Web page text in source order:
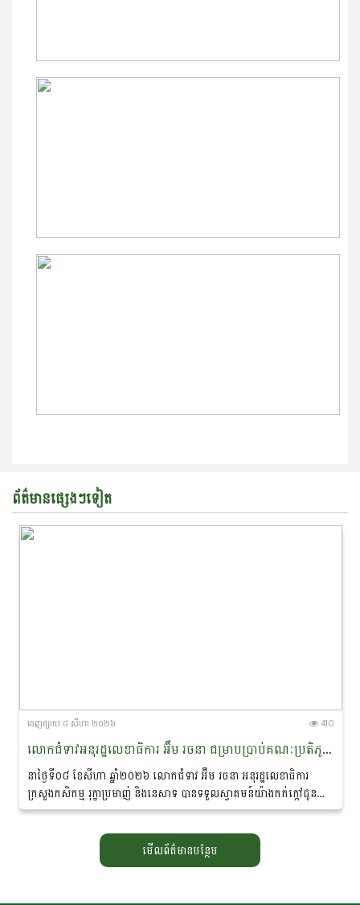
ព័ត៌មានផ្សេងៗទៀត
ចេញ​ផ្សាយ​ ៨ សីហា ២០២៦ 410
លោកជំទាវអនុរដ្ឋលេខាធិការ អ៊ឹម រចនា ជម្រាបប្រាប់គណៈប្រតិភូនាវាសន្តិភាពមេគង្គ-ឡានឆាង ថា៖ «សន្តិភាព ជាគ្រឹះដ៏សំខាន់នៃការអភិរក្សសត្វផ្សោតនៅកម្ពុជា»
នាថ្ងៃទី០៨ ខែសីហា ឆ្នាំ២០២៦ លោកជំទាវ អ៊ឹម រចនា អនុរដ្ឋលេខាធិការ
ក្រសួងកសិកម្ម រុក្ខាប្រមាញ់ និងនេសាទ បានទទួលស្វាគមន៍យ៉ាងកក់ក្តៅជូន
ចំពោះគណៈប្រតិភូ នៃ «គម្រោងនាវាសន្តិភាពមេគង្គ-ឡានឆាង...
មើលព័ត៌មានបន្ថែម